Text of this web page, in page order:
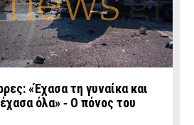
«Έχασα τη γυναίκα και
όλα» ‑ Ο πόνος του